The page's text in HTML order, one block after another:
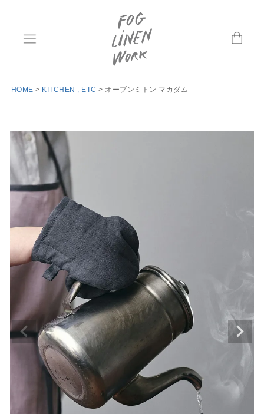
HOME KITCHEN , ETC オーブンミトン マカダム